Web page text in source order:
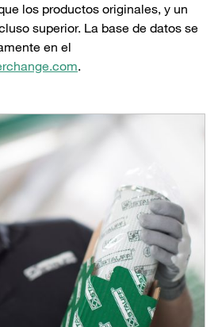
los productos originales, y un
superior. La base de datos se
en el
.